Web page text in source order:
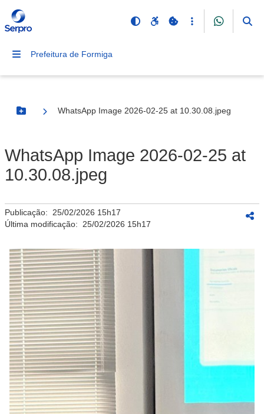
Prefeitura de Formiga
Botão Menu
WhatsApp Image 2026-02-25 at 10.30.08.jpeg
WhatsApp Image 2026-02-25 at
10.30.08.jpeg
Publicação: 25/02/2026 15h17
Última modificação: 25/02/2026 15h17